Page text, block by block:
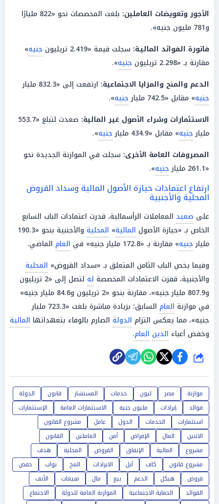
الأجور وتعويضات العاملين:
بلغت المخصصات نحو «822 مليارًا
و781 مليون جنيه».
فاتورة الفوائد الماليـة: سجلت قيمة «2.419 تريليون جنيه»
مقارنة بـ «2.298 تريليون
جنيه».
الدعم والمنح والمزايا الاجتماعية: ارتفعت إلى «832.3 مليار
جنيه» مقابل «742.5 مليار جنيه».
الاستثمارات وشراء الأصول غير المالية:
صعدت لتبلغ «553.7
مليارجنيه» مقابل «434.9 مليار جنيه».
المصروفات العامة الأخرى: سجلت في الموازنة الجديدة نحو
«261.1 مليار
جنيه».
ارتفاع اعتمادات حيازة الأصول المالية وسداد القروض
المحلية والأجنبية
على صعيد المعاملات الرأسمالية، قدرت اعتمادات الباب السابع
الخاص بـ «حيازة الأصول المالية» المحلية
والأجنبية بنحو «190.3
مليارجنيه» مقارنة بـ «172.8 مليار جنيه» في العام الماضي.
وفيما يخص الباب الثامن المتعلق بـ «سداد القروض» المحلية
والأجنبية، قفزت الاعتمادات المخصصة له
لتصل إلى «2 تريليون
و807.9 مليار جنيه»، مقارنة بنحو «2 تريليون و84.6 مليار جنيه»
في موازنة العام
السابق؛ بزيادة مباشرة بلغت «723.3 مليار
جنيه»، مما يعكس التزام الدولة الصارم بالوفاء بتعهداتها المالية
وخفض أعباء الدين العام.
شارك
موازنة مصر ليون خدمات المستشار قانون
الدولة
فوائد
إيرادات مليون جنيه الاستثمارات العامة
الإستثمارات
استثمارات
الخدمات الدول عامل
مشروع القانون
الاثنين
المال الإقراض أمن العاملين
القانون
مشروع
المالية الإنفاق القروض المحلية
هدف
مشروع قانون
كاف آبل الايرادات المخ نواب
خفض
قروض
هيكل الدعم بيع مال مبيعات
الأنف
الفوائد
الحماية الاجتماعية الموازنة العامة للدولة
الاجتماع